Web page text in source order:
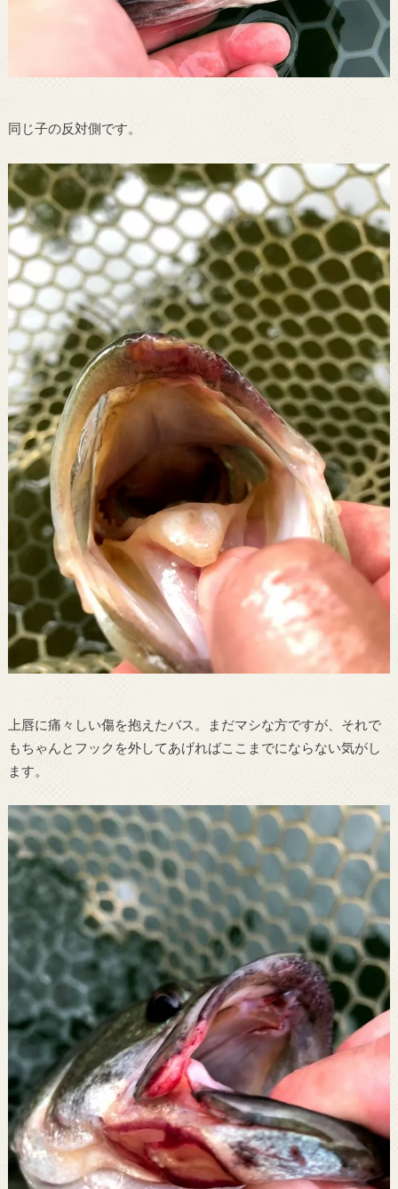
同じ子の反対側です。
上唇に痛々しい傷を抱えたバス。まだマシな方ですが、それで
もちゃんとフックを外してあげればここまでにならない気がし
ます。